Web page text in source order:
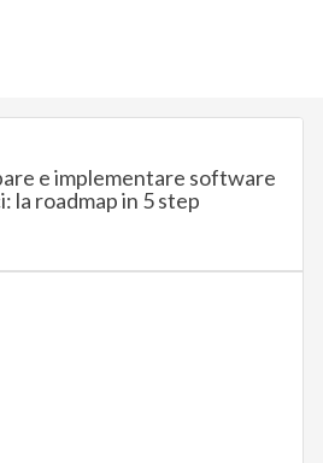
e implementare software
la roadmap in 5 step